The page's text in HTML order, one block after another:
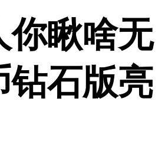
你瞅啥无
钻石版亮